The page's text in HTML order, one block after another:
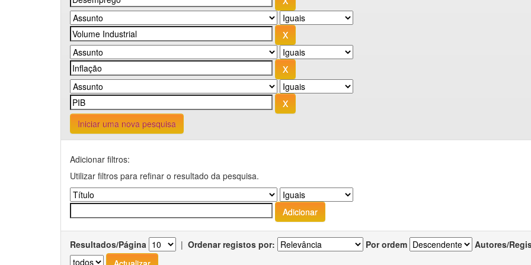
Iniciar uma nova pesquisa
Adicionar filtros:
Utilizar filtros para refinar o resultado da pesquisa.
Resultados/Página | Ordenar registos por: Por ordem Autores/